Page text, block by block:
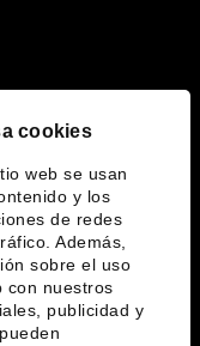
cookies
web se usan
y los
de redes
Además,
sobre el uso
con nuestros
publicidad y